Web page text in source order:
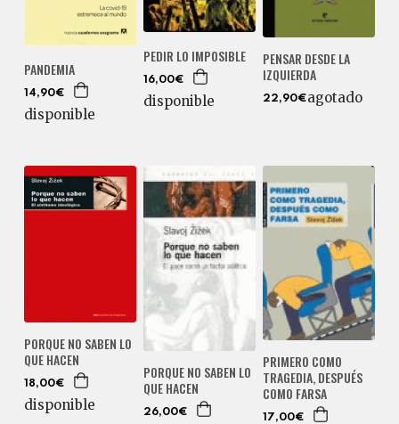
PANDEMIA
14,90€
disponible
PEDIR LO IMPOSIBLE
16,00€
disponible
PENSAR DESDE LA
IZQUIERDA
22,90€agotado
PORQUE NO SABEN LO
QUE HACEN
18,00€
disponible
PORQUE NO SABEN LO
QUE HACEN
26,00€
PRIMERO COMO
TRAGEDIA, DESPUÉS
COMO FARSA
17,00€